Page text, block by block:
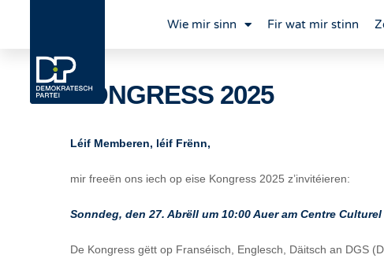
Wie mir sinn Fir wat mir stinn
KONGRESS 2025
Léif Memberen, léif Frënn,
mir freeën ons iech op eise Kongress 2025 z’invitéieren:
Sonndeg, den 27. Abrëll um 10:00 Auer am Centre
De Kongress gëtt op Franséisch, Englesch, Däitsch an DGS